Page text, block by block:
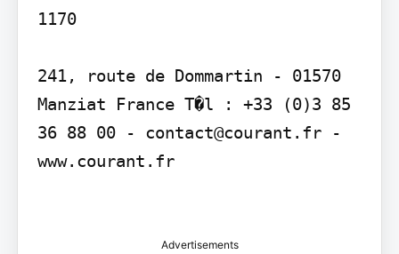
1170
241, route de Dommartin - 01570
Manziat France T�l : +33 (0)3 85
36 88 00 - contact@courant.fr -
www.courant.fr
Advertisements